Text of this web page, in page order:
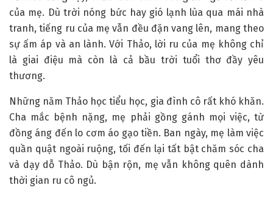
của mẹ. Dù trời nóng bức hay gió lạnh lùa qua mái nhà
tranh, tiếng ru của mẹ vẫn đều đặn vang lên, mang theo
sự ấm áp và an lành. Với Thảo, lời ru của mẹ không chỉ
là giai điệu mà còn là cả bầu trời tuổi thơ đầy yêu
thương.
Những năm Thảo học tiểu học, gia đình cô rất khó khăn.
Cha mắc bệnh nặng, mẹ phải gồng gánh mọi việc, từ
đồng áng đến lo cơm áo gạo tiền. Ban ngày, mẹ làm việc
quần quật ngoài ruộng, tối đến lại tất bật chăm sóc cha
và dạy dỗ Thảo. Dù bận rộn, mẹ vẫn không quên dành
thời gian ru cô ngủ.